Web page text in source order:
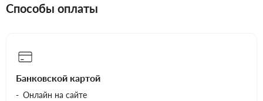
Способы оплаты
Банковской картой
Онлайн на сайте